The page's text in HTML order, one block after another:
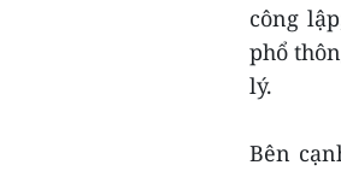
công
phổ
lý.
Bên